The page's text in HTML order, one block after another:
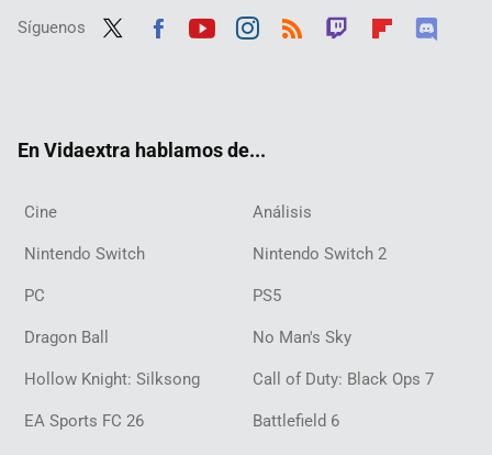
Síguenos
En Vidaextra hablamos de...
Cine Análisis
Nintendo Switch Nintendo Switch 2
PC PS5
Dragon Ball No Man's Sky
Hollow Knight: Silksong Call of Duty: Black Ops 7
EA Sports FC 26 Battlefield 6